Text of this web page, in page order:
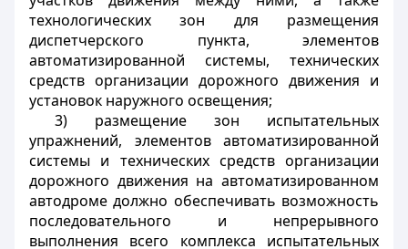
технологических зон для размещения
диспетчерского пункта, элементов
автоматизированной системы, технических
средств организации дорожного движения и
установок наружного освещения;
3) размещение зон испытательных
упражнений, элементов автоматизированной
системы и технических средств организации
дорожного движения на автоматизированном
автодроме должно обеспечивать возможность
последовательного и непрерывного
выполнения всего комплекса испытательных